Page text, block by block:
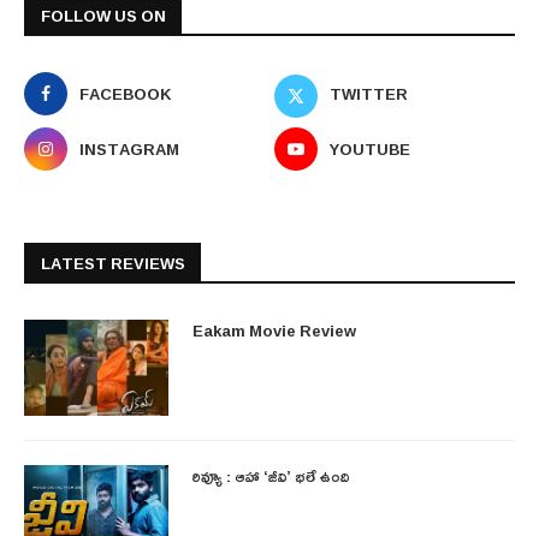
FOLLOW US ON
FACEBOOK
TWITTER
INSTAGRAM
YOUTUBE
LATEST REVIEWS
Eakam Movie Review
రివ్యూ : ఆహా ‘జీవి’ భలే ఉంది